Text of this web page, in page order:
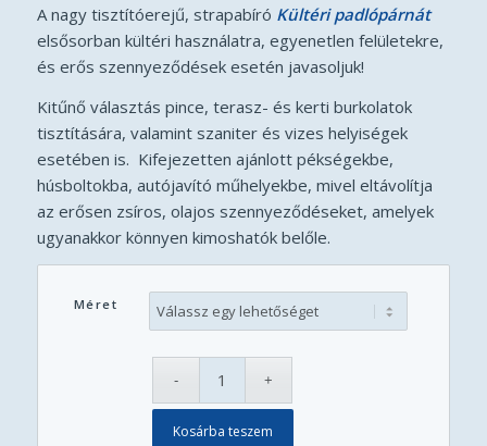
.145 Ft
-
22
.800 Ft
A nagy tisztítóerejű, strapabíró Kültéri padlópárnát
elsősorban kültéri használatra, egyenetlen felületekre,
és erős szennyeződések esetén javasoljuk!
Kitűnő választás pince, terasz- és kerti burkolatok
tisztítására, valamint szaniter és vizes helyiségek
esetében is. Kifejezetten ajánlott pékségekbe,
húsboltokba, autójavító műhelyekbe, mivel eltávolítja
az erősen zsíros, olajos szennyeződéseket, amelyek
ugyanakkor könnyen kimoshatók belőle.
Méret
Kosárba teszem